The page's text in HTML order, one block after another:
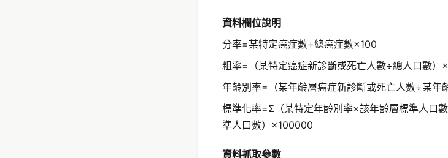
資料欄位說明
分率=某特定癌症數÷總癌症數×100
粗率=（某特定癌症新診斷或死亡人數÷總人口數）
年齡別率=（某年齡層癌症新診斷或死亡人數÷某年
標準化率=Σ（某特定年齡別率×該年齡層標準人口
準人口數）×100000
資料抓取參數